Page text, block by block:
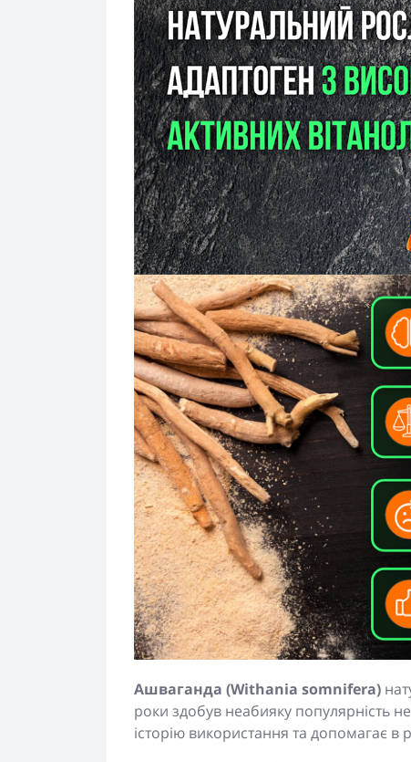
Ашваганда (Withania somnifera)
роки здобув неабияку популярність
історію використання та допомагає в